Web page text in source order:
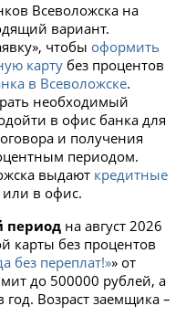
Всеволожска на
вариант.
чтобы оформить
карту без процентов
в Всеволожске.
необходимый
в офис банка для
и получения
периодом.
выдают кредитные
в офис.
период на август 2026
карты без процентов
без переплат!»» от
до 500000 рублей, а
год. Возраст заемщика –